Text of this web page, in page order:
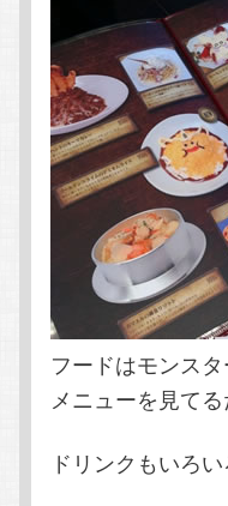
フードはモンス
メニューを見て
ドリンクもいろ